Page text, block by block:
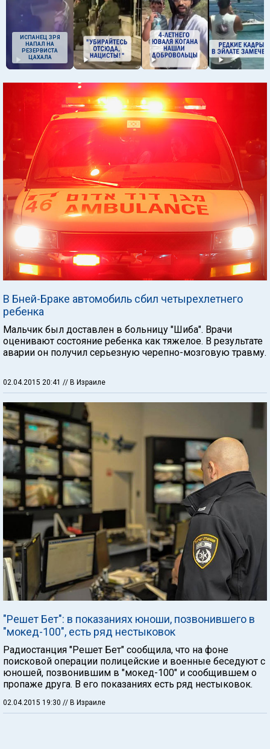
ИСПАНЕЦ ЗРЯ
НАПАЛ НА
РЕЗЕРВИСТА
ЦАХАЛА
В Бней-Браке автомобиль сбил четырехлетнего
ребенка
Мальчик был доставлен в больницу "Шиба". Врачи
оценивают состояние ребенка как тяжелое. В результате
аварии он получил серьезную черепно-мозговую травму.
02.04.2015 20:41 // В Израиле
"Решет Бет": в показаниях юноши, позвонившего в
"мокед-100", есть ряд нестыковок
Радиостанция "Решет Бет" сообщила, что на фоне
поисковой операции полицейские и военные беседуют с
юношей, позвонившим в "мокед-100" и сообщившем о
пропаже друга. В его показаниях есть ряд нестыковок.
02.04.2015 19:30 // В Израиле